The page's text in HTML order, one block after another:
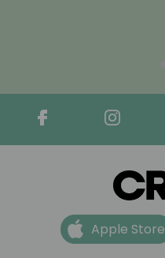
Apple Store